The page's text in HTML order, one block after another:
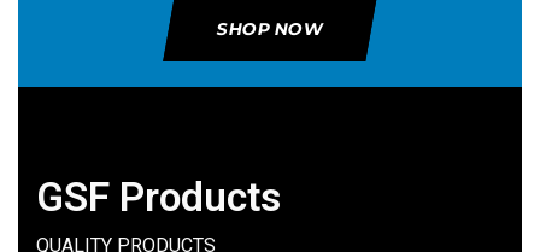
SHOP NOW
GSF Products
QUALITY PRODUCTS